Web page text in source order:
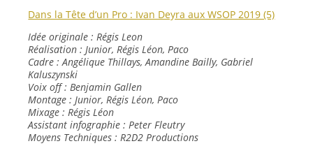
Dans la Tête d’un Pro : Ivan Deyra aux WSOP 2019 (5)
Idée originale : Régis Leon
Réalisation : Junior, Régis Léon, Paco
Cadre : Angélique Thillays, Amandine Bailly, Gabriel
Kaluszynski
Voix off : Benjamin Gallen
Montage : Junior, Régis Léon, Paco
Mixage : Régis Léon
Assistant infographie : Peter Fleutry
Moyens Techniques : R2D2 Productions